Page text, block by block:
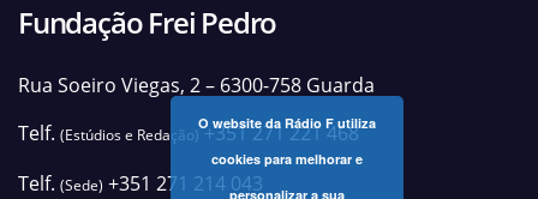
Fundação Frei Pedro
Rua Soeiro Viegas, 2 – 6300-758 Guarda
Telf. (Estúdios e Redação)+351 271 221 468
Telf. (Sede) +351 271 214 043
O website da Rádio F utiliza
cookies para melhorar e
personalizar a sua